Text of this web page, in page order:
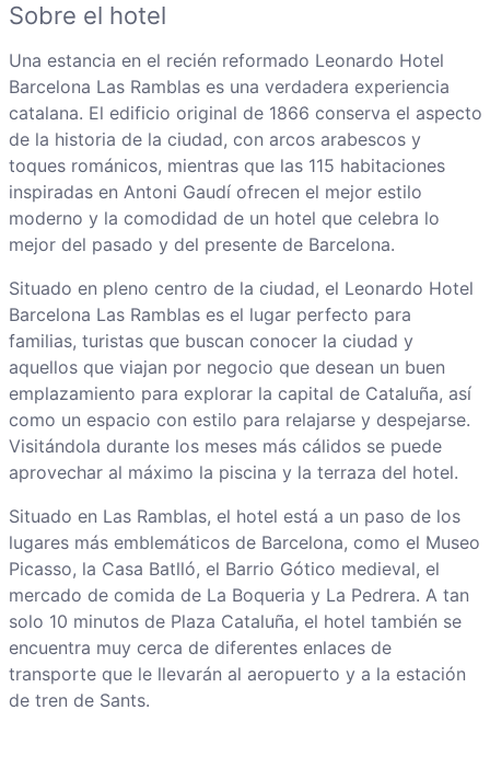
Sobre el hotel
Una estancia en el recién reformado Leonardo Hotel
Barcelona Las Ramblas es una verdadera experiencia
catalana. El edificio original de 1866 conserva el aspecto
de la historia de la ciudad, con arcos arabescos y
toques románicos, mientras que las 115 habitaciones
inspiradas en Antoni Gaudí ofrecen el mejor estilo
moderno y la comodidad de un hotel que celebra lo
mejor del pasado y del presente de Barcelona.
Situado en pleno centro de la ciudad, el Leonardo Hotel
Barcelona Las Ramblas es el lugar perfecto para
familias, turistas que buscan conocer la ciudad y
aquellos que viajan por negocio que desean un buen
emplazamiento para explorar la capital de Cataluña, así
como un espacio con estilo para relajarse y despejarse.
Visitándola durante los meses más cálidos se puede
aprovechar al máximo la piscina y la terraza del hotel.
Situado en Las Ramblas, el hotel está a un paso de los
lugares más emblemáticos de Barcelona, como el Museo
Picasso, la Casa Batlló, el Barrio Gótico medieval, el
mercado de comida de La Boqueria y La Pedrera. A tan
solo 10 minutos de Plaza Cataluña, el hotel también se
encuentra muy cerca de diferentes enlaces de
transporte que le llevarán al aeropuerto y a la estación
de tren de Sants.